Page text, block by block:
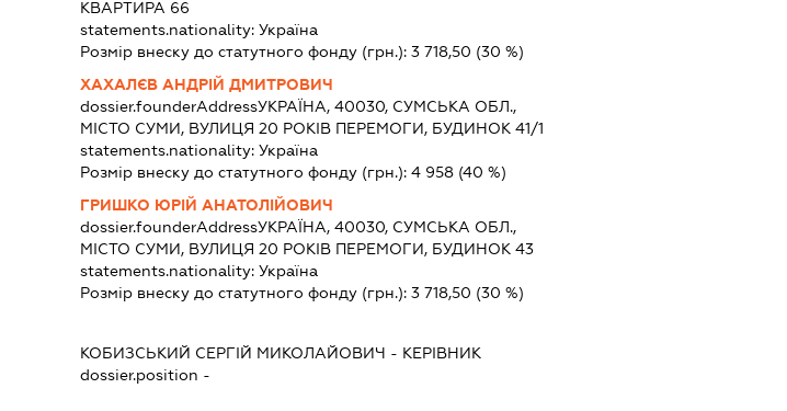
КВАРТИРА 66
statements.nationality:Україна
Розмір внеску до статутного фонду (грн.):3 718,50 (30 %)
ХАХАЛЄВ АНДРІЙ ДМИТРОВИЧ
dossier.founderAddressУКРАЇНА, 40030, СУМСЬКА ОБЛ.,
МІСТО СУМИ, ВУЛИЦЯ 20 РОКІВ ПЕРЕМОГИ, БУДИНОК 41/1
statements.nationality:Україна
Розмір внеску до статутного фонду (грн.):4 958 (40 %)
ГРИШКО ЮРІЙ АНАТОЛІЙОВИЧ
dossier.founderAddressУКРАЇНА, 40030, СУМСЬКА ОБЛ.,
МІСТО СУМИ, ВУЛИЦЯ 20 РОКІВ ПЕРЕМОГИ, БУДИНОК 43
statements.nationality:Україна
Розмір внеску до статутного фонду (грн.):3 718,50 (30 %)
КОБИЗСЬКИЙ СЕРГІЙ МИКОЛАЙОВИЧ - КЕРІВНИК
dossier.position -